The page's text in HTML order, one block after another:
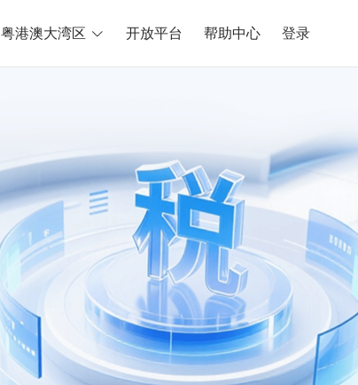
粤港澳大湾区 开放平台 帮助中心 登录